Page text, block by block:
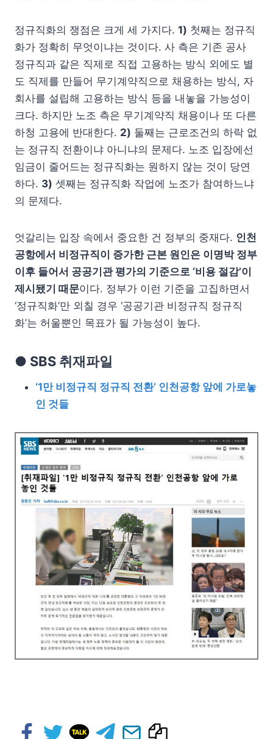
정규직화의 쟁점은 크게 세 가지다. 1) 첫째는 정규직
화가 정확히 무엇이냐는 것이다. 사 측은 기존 공사
정규직과 같은 직제로 직접 고용하는 방식 외에도 별
도 직제를 만들어 무기계약직으로 채용하는 방식, 자
회사를 설립해 고용하는 방식 등을 내놓을 가능성이
크다. 하지만 노조 측은 무기계약직 채용이나 또 다른
하청 고용에 반대한다. 2) 둘째는 근로조건의 하락 없
는 정규직 전환이냐 아니냐의 문제다. 노조 입장에선
임금이 줄어드는 정규직화는 원하지 않는 것이 당연
하다. 3) 셋째는 정규직화 작업에 노조가 참여하느냐
의 문제다.
엇갈리는 입장 속에서 중요한 건 정부의 중재다. 인천
공항에서 비정규직이 증가한 근본 원인은 이명박 정부
이후 들어서 공공기관 평가의 기준으로 ‘비용 절감’이
제시됐기 때문이다. 정부가 이런 기준을 고집하면서
‘정규직화’만 외칠 경우 ‘공공기관 비정규직 정규직
화’는 허울뿐인 목표가 될 가능성이 높다.
● SBS 취재파일
‘1만 비정규직 정규직 전환’ 인천공항 앞에 가로놓
인 것들